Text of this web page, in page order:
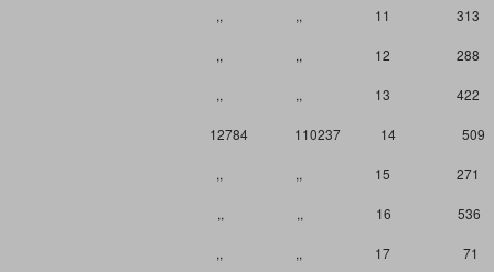
,, ,, 11 313
,, ,, 12 288
,, ,, 13 422
12784 110237 14 509
,, ,, 15 271
,, ,, 16 536
,, ,, 17 71